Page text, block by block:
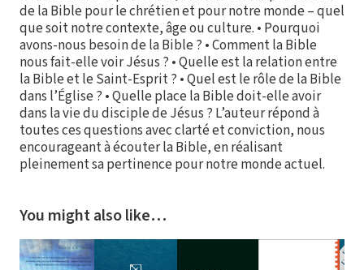
de la Bible pour le chrétien et pour notre monde – quel
que soit notre contexte, âge ou culture. • Pourquoi
avons-nous besoin de la Bible ? • Comment la Bible
nous fait-elle voir Jésus ? • Quelle est la relation entre
la Bible et le Saint-Esprit ? • Quel est le rôle de la Bible
dans l’Église ? • Quelle place la Bible doit-elle avoir
dans la vie du disciple de Jésus ? L’auteur répond à
toutes ces questions avec clarté et conviction, nous
encourageant à écouter la Bible, en réalisant
pleinement sa pertinence pour notre monde actuel.
You might also like…